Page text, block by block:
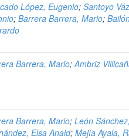
López, Eugenio; Santoyo
; Barrera Barrera, Mario;
Barrera, Mario;Ambriz
Barrera, Mario; León
Elsa Anaid; Mejía Ayala,